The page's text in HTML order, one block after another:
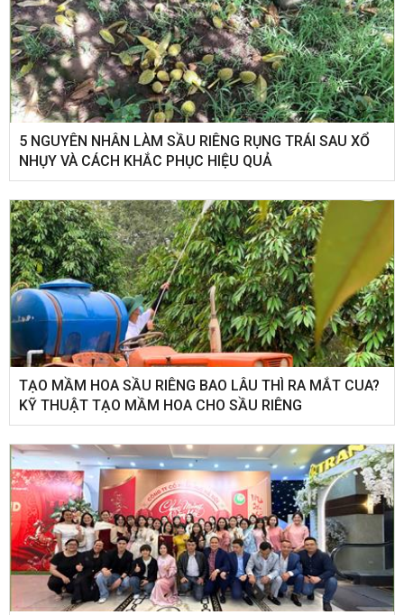
5 NGUYÊN NHÂN LÀM SẦU RIÊNG RỤNG TRÁI SAU XỔ
NHỤY VÀ CÁCH KHẮC PHỤC HIỆU QUẢ
TẠO MẦM HOA SẦU RIÊNG BAO LÂU THÌ RA MẮT CUA?
KỸ THUẬT TẠO MẦM HOA CHO SẦU RIÊNG